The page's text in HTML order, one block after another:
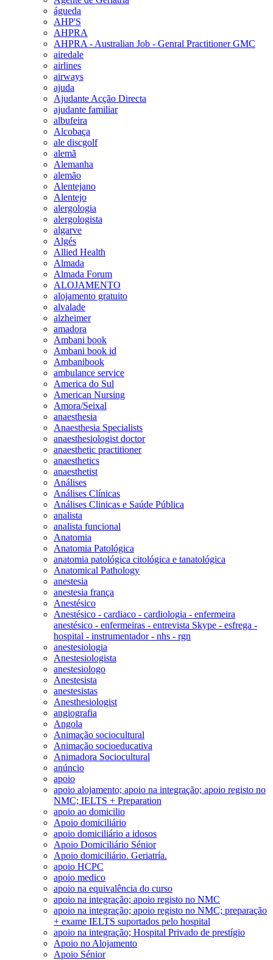
águeda
AHP'S
AHPRA
AHPRA - Australian Job - Genral Practitioner GMC
airedale
airlines
airways
ajuda
Ajudante Acção Directa
ajudante familiar
albufeira
Alcobaça
ale discgolf
alemã
Alemanha
alemão
Alentejano
Alentejo
alergologia
alergologista
algarve
Algés
Allied Health
Almada
Almada Forum
ALOJAMENTO
alojamento gratuito
alvalade
alzheimer
amadora
Ambani book
Ambani book id
Ambanibook
ambulance service
America do Sul
American Nursing
Amora/Seixal
anaesthesia
Anaesthesia Specialists
anaesthesiologist doctor
anaesthetic practitioner
anaesthetics
anaesthetist
Análises
Análises Clínicas
Análises Clinicas e Saúde Pública
analista
analista funcional
Anatomia
Anatomia Patológica
anatomia patológica citológica e tanatológica
Anatomical Pathology
anestesia
anestesia frança
Anestésico
Anestésico - cardiaco - cardiologia - enfermeira
anestésico - enfermeiras - entrevista Skype - esfrega -
hospital - instrumentador - nhs - rgn
anestesiologia
Anestesiologista
anestesiologo
Anestesista
anestesistas
Anesthesiologist
angiografia
Angola
Animação sociocultural
Animação socioeducativa
Animadora Sociocultural
anúncio
apoio
apoio alojamento; apoio na integração; apoio registo no
NMC; IELTS + Preparation
apoio ao domicilio
Apoio domiciliário
apoio domiciliário a idosos
Apoio Domiciliário Sénior
Apoio domiciliário. Geriatría.
apoio HCPC
apoio medico
apoio na equivalência do curso
apoio na integração; apoio registo no NMC
apoio na integração; apoio registo no NMC; preparação
+ exame IELTS suportados pelo hospital
apoio na integração; Hospital Privado de prestígio
Apoio no Alojamento
Apoio Sénior